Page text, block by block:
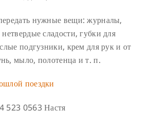
нужные вещи: журналы,
сладости, губки для
подгузники, крем для рук и от
мыло, полотенца и т. п.
поездки
523 0563 Настя